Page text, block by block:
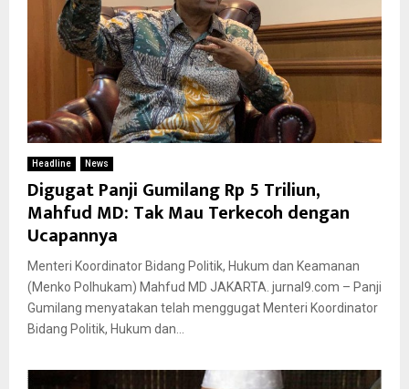
Headline News
Digugat Panji Gumilang Rp 5 Triliun,
Mahfud MD: Tak Mau Terkecoh dengan
Ucapannya
Menteri Koordinator Bidang Politik, Hukum dan Keamanan
(Menko Polhukam) Mahfud MD JAKARTA. jurnal9.com – Panji
Gumilang menyatakan telah menggugat Menteri Koordinator
Bidang Politik, Hukum dan...